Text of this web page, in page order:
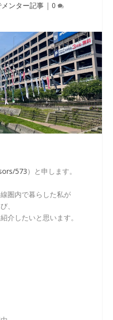
ンター記事 | 0
573）と申します。
圏内で暮らした私が
、
介したいと思います。